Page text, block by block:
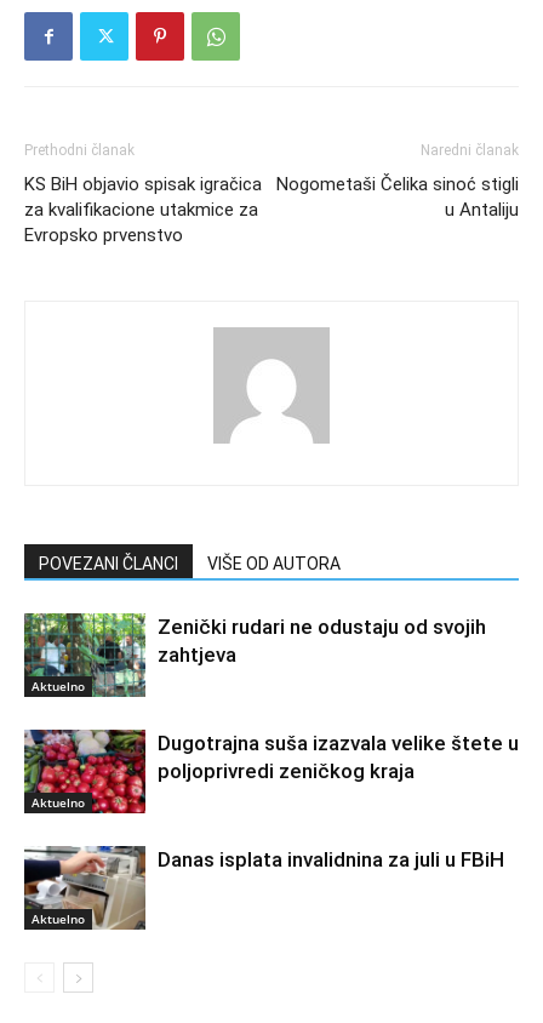
Prethodni članak
KS BiH objavio spisak igračica
za kvalifikacione utakmice za
Evropsko prvenstvo
Naredni članak
Nogometaši Čelika sinoć stigli
u Antaliju
POVEZANI ČLANCI VIŠE OD AUTORA
Aktuelno
Zenički rudari ne odustaju od svojih
zahtjeva
Aktuelno
Dugotrajna suša izazvala velike štete u
poljoprivredi zeničkog kraja
Aktuelno
Danas isplata invalidnina za juli u FBiH